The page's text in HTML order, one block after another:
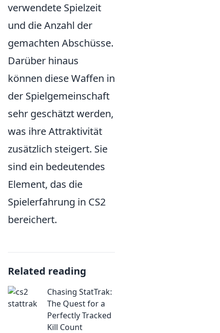
verwendete Spielzeit
und die Anzahl der
gemachten Abschüsse.
Darüber hinaus
können diese Waffen in
der Spielgemeinschaft
sehr geschätzt werden,
was ihre Attraktivität
zusätzlich steigert. Sie
sind ein bedeutendes
Element, das die
Spielerfahrung in CS2
bereichert.
Related reading
Chasing StatTrak:
The Quest for a
Perfectly Tracked
Kill Count